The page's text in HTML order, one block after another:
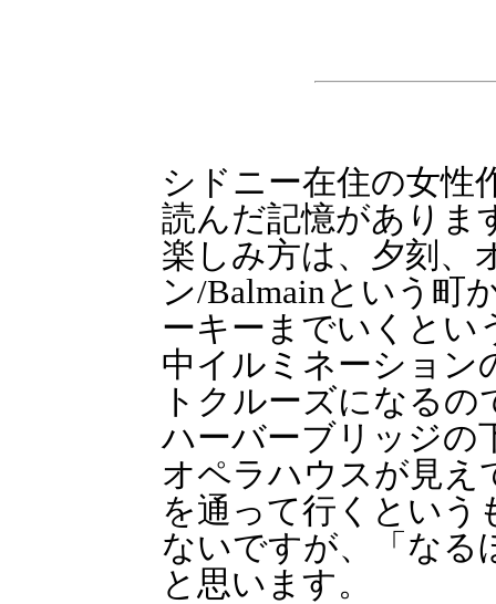
シドニー在住の女性
読んだ記憶がありま
楽しみ方は、夕刻、
ン/Balmainという町
ーキーまでいくとい
中イルミネーション
トクルーズになる
ハーバーブリッジの
オペラハウスが見え
を通って行くという
ないですが、「なる
と思います。